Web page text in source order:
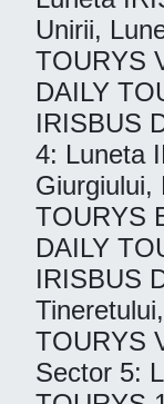
Unirii,
TOURYS
DAILY
IRISBUS
4: Luneta
Giurgiului,
TOURYS
DAILY
IRISBUS
TOURYS
Sector 5: